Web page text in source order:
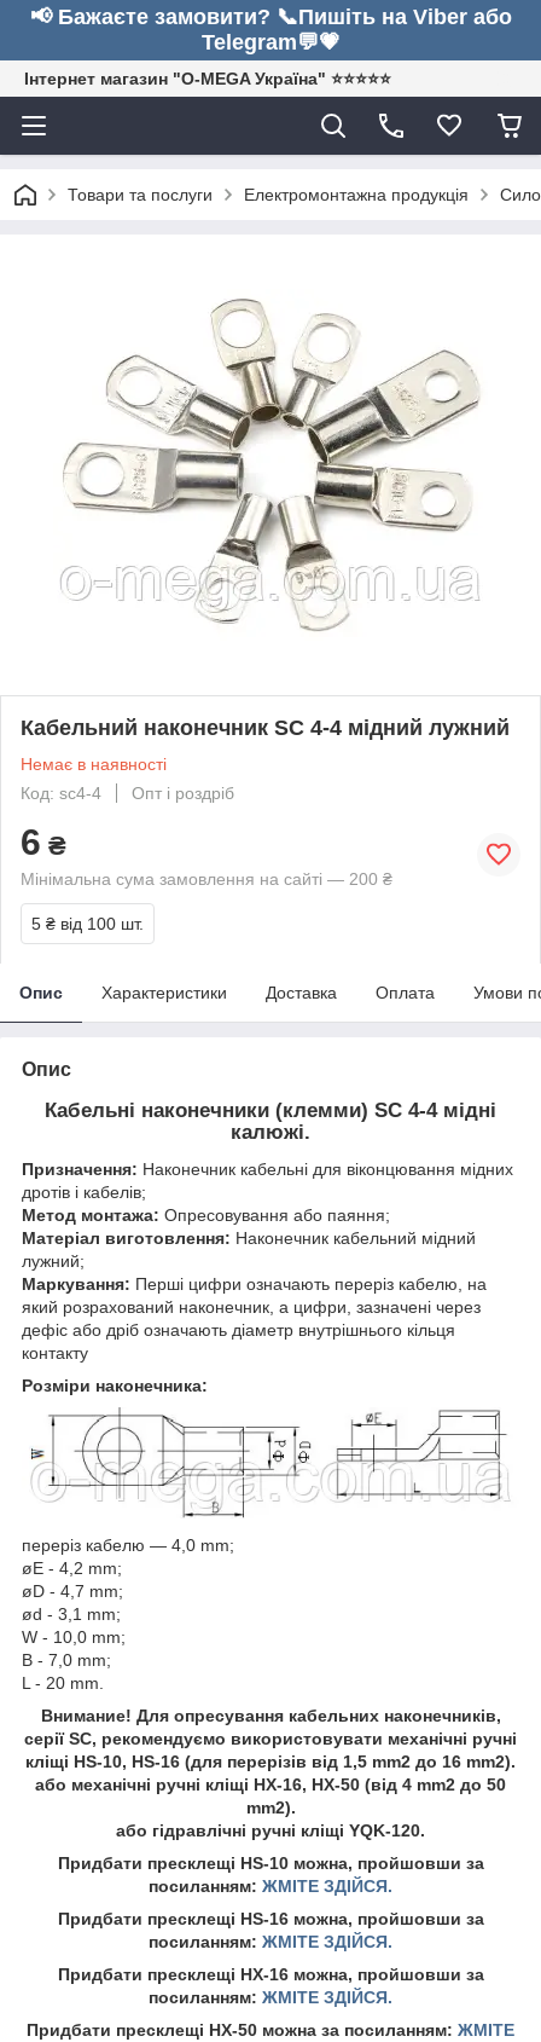
📢 Бажаєте замовити? 📞Пишіть на Viber або
Telegram💬💗
Інтернет магазин "O-MEGA Україна" ⭐⭐⭐⭐⭐
Товари та послуги Електромонтажна продукція
Кабельний наконечник SC 4-4 мідний лужний
Немає в наявності
Код: sc4-4
Опт і роздріб
6 ₴
Мінімальна сума замовлення на сайті — 200 ₴
5 ₴ від 100 шт.
Опис Характеристики Доставка Оплата Умови
Опис
Кабельні наконечники (клемми) SC 4-4 мідні
калюжі.
Призначення: Наконечник кабельні для віконцювання мідних
дротів і кабелів;
Метод монтажа: Опресовування або паяння;
Матеріал виготовлення: Наконечник кабельний мідний
лужний;
Маркування: Перші цифри означають переріз кабелю, на
який розрахований наконечник, а цифри, зазначені через
дефіс або дріб означають діаметр внутрішнього кільця
контакту
Розміри наконечника:
переріз кабелю — 4,0 mm;
øE - 4,2 mm;
øD - 4,7 mm;
ød - 3,1 mm;
W - 10,0 mm;
B - 7,0 mm;
L - 20 mm.
Внимание! Для опресування кабельних наконечників,
серії SC, рекомендуємо використовувати механічні ручні
кліщі HS-10, HS-16 (для перерізів від 1,5 mm2 до 16 mm2).
або механічні ручні кліщі HX-16, HX-50 (від 4 mm2 до 50
mm2).
або гідравлічні ручні кліщі YQK-120.
Придбати пресклещі HS-10 можна, пройшовши за
посиланням: ЖМІТЕ ЗДІЙСЯ.
Придбати пресклещі HS-16 можна, пройшовши за
посиланням: ЖМІТЕ ЗДІЙСЯ.
Придбати пресклещі HX-16 можна, пройшовши за
посиланням: ЖМІТЕ ЗДІЙСЯ.
Придбати пресклещі HX-50 можна за посиланням: ЖМІТЕ